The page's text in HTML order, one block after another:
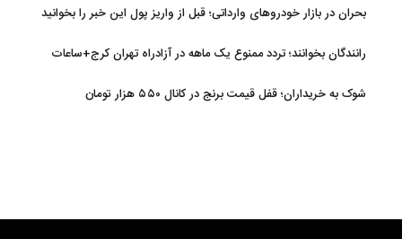
بحران در بازار خودروهای وارداتی؛ قبل از واریز پول این خبر را بخوانید
رانندگان بخوانند؛ تردد ممنوع یک ماهه در آزادراه تهران کرج+ساعات
شوک به خریداران؛ قفل قیمت برنج در کانال ۵۵۰ هزار تومان